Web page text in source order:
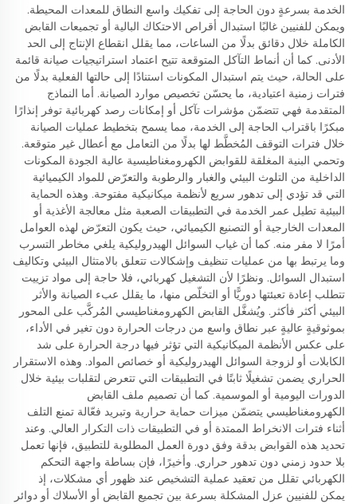
الخدمة بسرعةٍ دون الحاجة إلى تفكيك واسع النطاق للمعدات المحيطة.
ويمكن للفنيين غالبًا استبدال أقراص الاحتكاك البالية أو تجميعات القابض
الكاملة خلال دقائق بدلًا من الساعات، مما يقلل انقطاع الإنتاج إلى الحد
الأدنى. كما أن أنماط التآكل المتوقعة تتيح اعتماد استراتيجيات صيانة قائمة
على الحالة، حيث يتم استبدال المكونات استنادًا إلى حالتها الفعلية بدلًا من
فترات زمنية اعتيادية، ما يحسّن تخصيص موارد الصيانة. أما النماذج
المتقدمة فهي تتضمّن مؤشرات تآكل أو إمكانات رصد كهربائية توفر إنذارًا
مبكرًا باقتراب الحاجة إلى الخدمة، مما يسمح بتخطيط عمليات الصيانة
خلال فترات التوقف المُخطَّط لها بدلًا من التعامل مع أعطال غير متوقعة.
وتحمي البنية المغلقة للقوابض الكهرومغناطيسية عالية الجودة المكونات
الداخلية من التلوث البيئي والغبار والرطوبة والتعرّض للمواد الكيميائية
التي قد تؤدي إلى تدهور سريع لأنظمة ميكانيكية مفتوحة. وهذه الحماية
البيئية تطيل عمر الخدمة في التطبيقات الصعبة مثل معالجة الأغذية أو
المعدات الخارجية أو التصنيع الكيميائي، حيث يكون التعرّض لهذه العوامل
أمرًا لا مفر منه. كما أن غياب السوائل الهيدروليكية يلغي مخاطر التسرب
وما يرتبط بها من عمليات تنظيف وإشكالات تتعلق بالامتثال البيئي وتكاليف
استبدال السوائل. ونظرًا لأن التشغيل كهربائي، فلا حاجة إلى مواد تزييت
تتطلب إعادة تعبئتها دوريًّا أو التخلّص منها، ما يقلل عبء الصيانة والأثر
البيئي أكثر فأكثر. ويُشغَّل القابض الكهرومغناطيسي المُركَّب على المحور
بموثوقيةٍ عاليةٍ عبر نطاق واسع من درجات الحرارة دون تغير في الأداء،
على عكس الأنظمة الميكانيكية التي تؤثر فيها درجة الحرارة على شد
الكابلات أو لزوجة السوائل الهيدروليكية أو خصائص المواد. وهذه الاستقرار
الحراري يضمن تشغيلًا ثابتًا في التطبيقات التي تتعرض لتقلبات بيئية خلال
الدورات اليومية أو الموسمية. كما أن تصميم ملف القابض
الكهرومغناطيسي يتضمّن ميزات حماية حرارية وتبريد فعّالة تمنع التلف
أثناء فترات الانخراط الممتدة أو في التطبيقات ذات التكرار العالي. وعند
تحديد هذه القوابض بدقة وفق دورة العمل المطلوبة للتطبيق، فإنها تعمل
بلا حدود زمني دون تدهور حراري. وأخيرًا، فإن بساطة واجهة التحكم
الكهربائي تقلل من تعقيد عملية التشخيص عند ظهور أي مشكلات، إذ
يمكن للفنيين عزل المشكلة بسرعة بين تجميع القابض أو الأسلاك أو دوائر